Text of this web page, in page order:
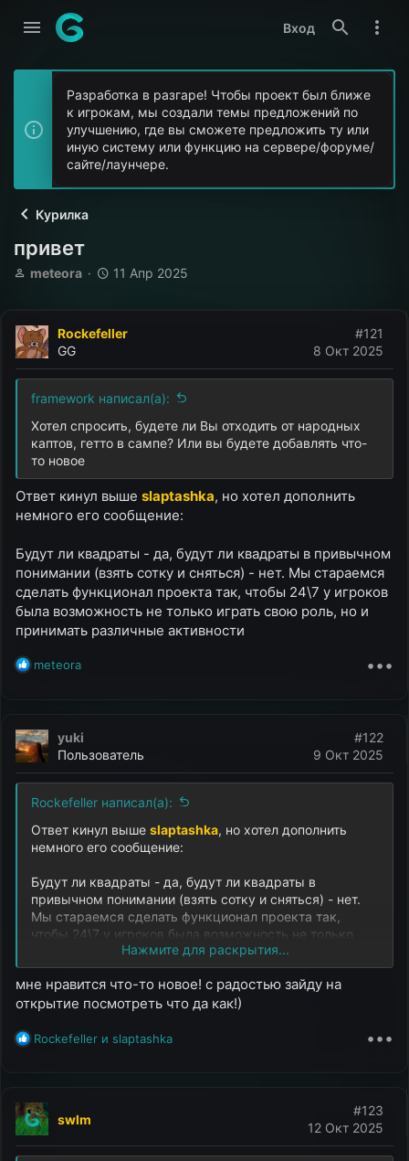
Вход
Разработка в разгаре! Чтобы проект был ближе
к игрокам, мы создали темы предложений по
улучшению, где вы сможете предложить ту или
иную систему или функцию на сервере/форуме/
сайте/лаунчере.
Курилка
привет
А
о
р
т
е
м
meteora
Д
н
ч
а
а
11 Апр 2025
Rockefeller
GG
8 Окт 2025
#121
framework написал(а):
Хотел спросить, будете ли Вы отходить от народных
каптов, гетто в сампе? Или вы будете добавлять что-
то новое
Ответ кинул выше slaptashka, но хотел дополнить
немного его сообщение:
Будут ли квадраты - да, будут ли квадраты в привычном
понимании (взять сотку и сняться) - нет. Мы стараемся
сделать функционал проекта так, чтобы 24\7 у игроков
была возможность не только играть свою роль, но и
принимать различные активности
Р
ц
и
и
meteora •••
yuki
Пользователь
9 Окт 2025
#122
Rockefeller написал(а):
Ответ кинул выше slaptashka, но хотел дополнить
немного его сообщение:
Будут ли квадраты - да, будут ли квадраты в
привычном понимании (взять сотку и сняться) - нет.
Мы стараемся сделать функционал проекта так,
чтобы 24\7 у игроков была возможность не только
играть свою роль, но и принимать различные
активности
Нажмите для раскрытия...
мне нравится что-то новое! с радостью зайду на
открытие посмотреть что да как!)
Р
ц
и
и
:
Rockefeller и slaptashka •••
swlm
12 Окт 2025
#123